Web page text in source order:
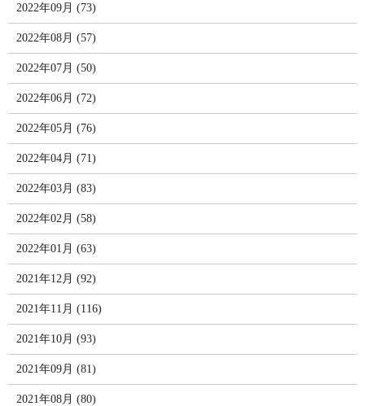
2022年09月 (73)
2022年08月 (57)
2022年07月 (50)
2022年06月 (72)
2022年05月 (76)
2022年04月 (71)
2022年03月 (83)
2022年02月 (58)
2022年01月 (63)
2021年12月 (92)
2021年11月 (116)
2021年10月 (93)
2021年09月 (81)
2021年08月 (80)